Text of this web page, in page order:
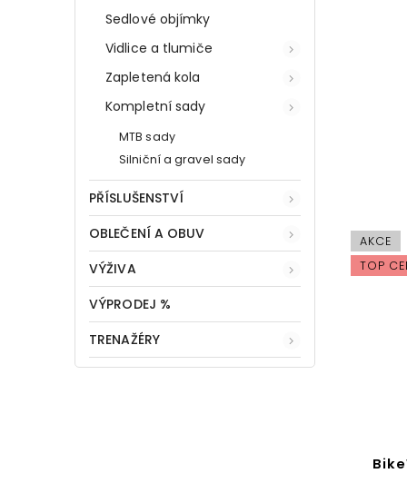
Sedlové objímky
Vidlice a tlumiče
Zapletená kola
Kompletní sady
MTB sady
Silniční a gravel sady
PŘÍSLUŠENSTVÍ
OBLEČENÍ A OBUV
VÝŽIVA
VÝPRODEJ %
TRENAŽÉRY
AKCE
TOP